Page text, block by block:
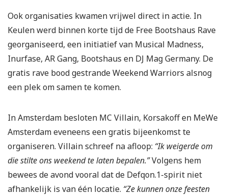
Ook organisaties kwamen vrijwel direct in actie. In
Keulen werd binnen korte tijd de Free Bootshaus Rave
georganiseerd, een initiatief van Musical Madness,
Inurfase, AR Gang, Bootshaus en DJ Mag Germany. De
gratis rave bood gestrande Weekend Warriors alsnog
een plek om samen te komen.
In Amsterdam besloten MC Villain, Korsakoff en MeWe
Amsterdam eveneens een gratis bijeenkomst te
organiseren. Villain schreef na afloop: “Ik weigerde om
die stilte ons weekend te laten bepalen.”Volgens hem
bewees de avond vooral dat de Defqon.1-spirit niet
afhankelijk is van één locatie. “Ze kunnen onze feesten